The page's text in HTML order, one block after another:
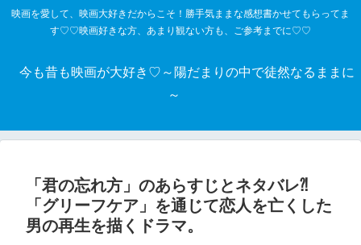
映画を愛して、映画大好きだからこそ！勝手気ままな感想書かせてもらってま
す♡♡映画好きな方、あまり観ない方も、ご参考までに♡♡
今も昔も映画が大好き♡～陽だまりの中で徒然なるままに
～
「君の忘れ方」のあらすじとネタバレ⁈
「グリーフケア」を通じて恋人を亡くした
男の再生を描くドラマ。